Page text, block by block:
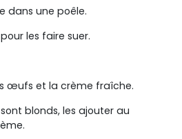
dans une poêle.
les faire suer.
œufs et la crème fraîche.
blonds, les ajouter au